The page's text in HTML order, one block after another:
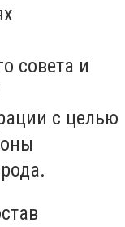
совета и
с целью